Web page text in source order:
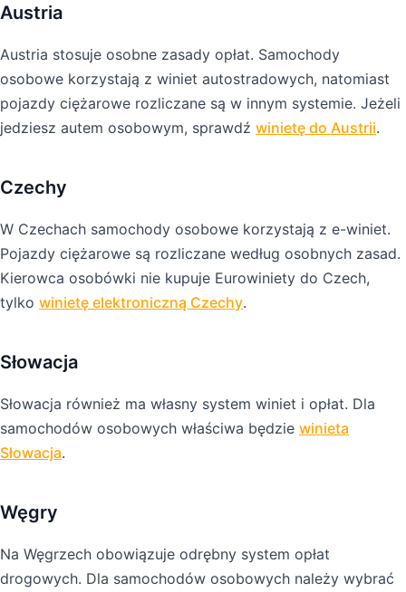
Austria
Austria stosuje osobne zasady opłat. Samochody
osobowe korzystają z winiet autostradowych, natomiast
pojazdy ciężarowe rozliczane są w innym systemie. Jeżeli
jedziesz autem osobowym, sprawdź winietę do Austrii.
Czechy
W Czechach samochody osobowe korzystają z e-winiet.
Pojazdy ciężarowe są rozliczane według osobnych zasad.
Kierowca osobówki nie kupuje Eurowiniety do Czech,
tylko winietę elektroniczną Czechy.
Słowacja
Słowacja również ma własny system winiet i opłat. Dla
samochodów osobowych właściwa będzie winieta
Słowacja.
Węgry
Na Węgrzech obowiązuje odrębny system opłat
drogowych. Dla samochodów osobowych należy wybrać